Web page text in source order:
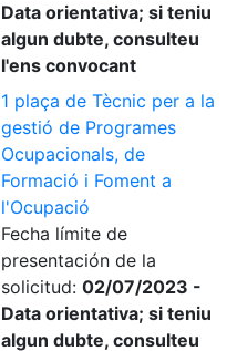
Data orientativa; si teniu
algun dubte, consulteu
l'ens convocant
1 plaça de Tècnic per a la
gestió de Programes
Ocupacionals, de
Formació i Foment a
l'Ocupació
Fecha límite de
presentación de la
solicitud: 02/07/2023 -
Data orientativa; si teniu
algun dubte, consulteu